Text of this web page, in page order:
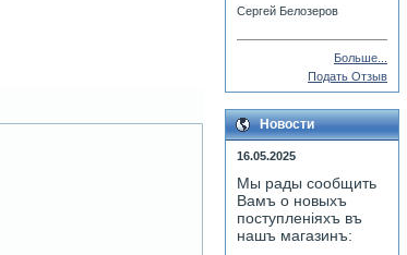
Сергей Белозеров
Больше...
Подать Отзыв
Новости
16.05.2025
Мы рады сообщить
Вамъ о новыхъ
поступленiяхъ въ
нашъ магазинъ: